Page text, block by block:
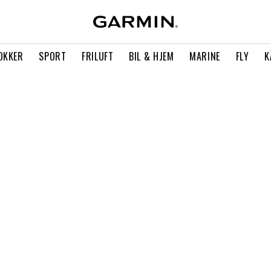
SPORT FRILUFT BIL & HJEM MARINE FLY